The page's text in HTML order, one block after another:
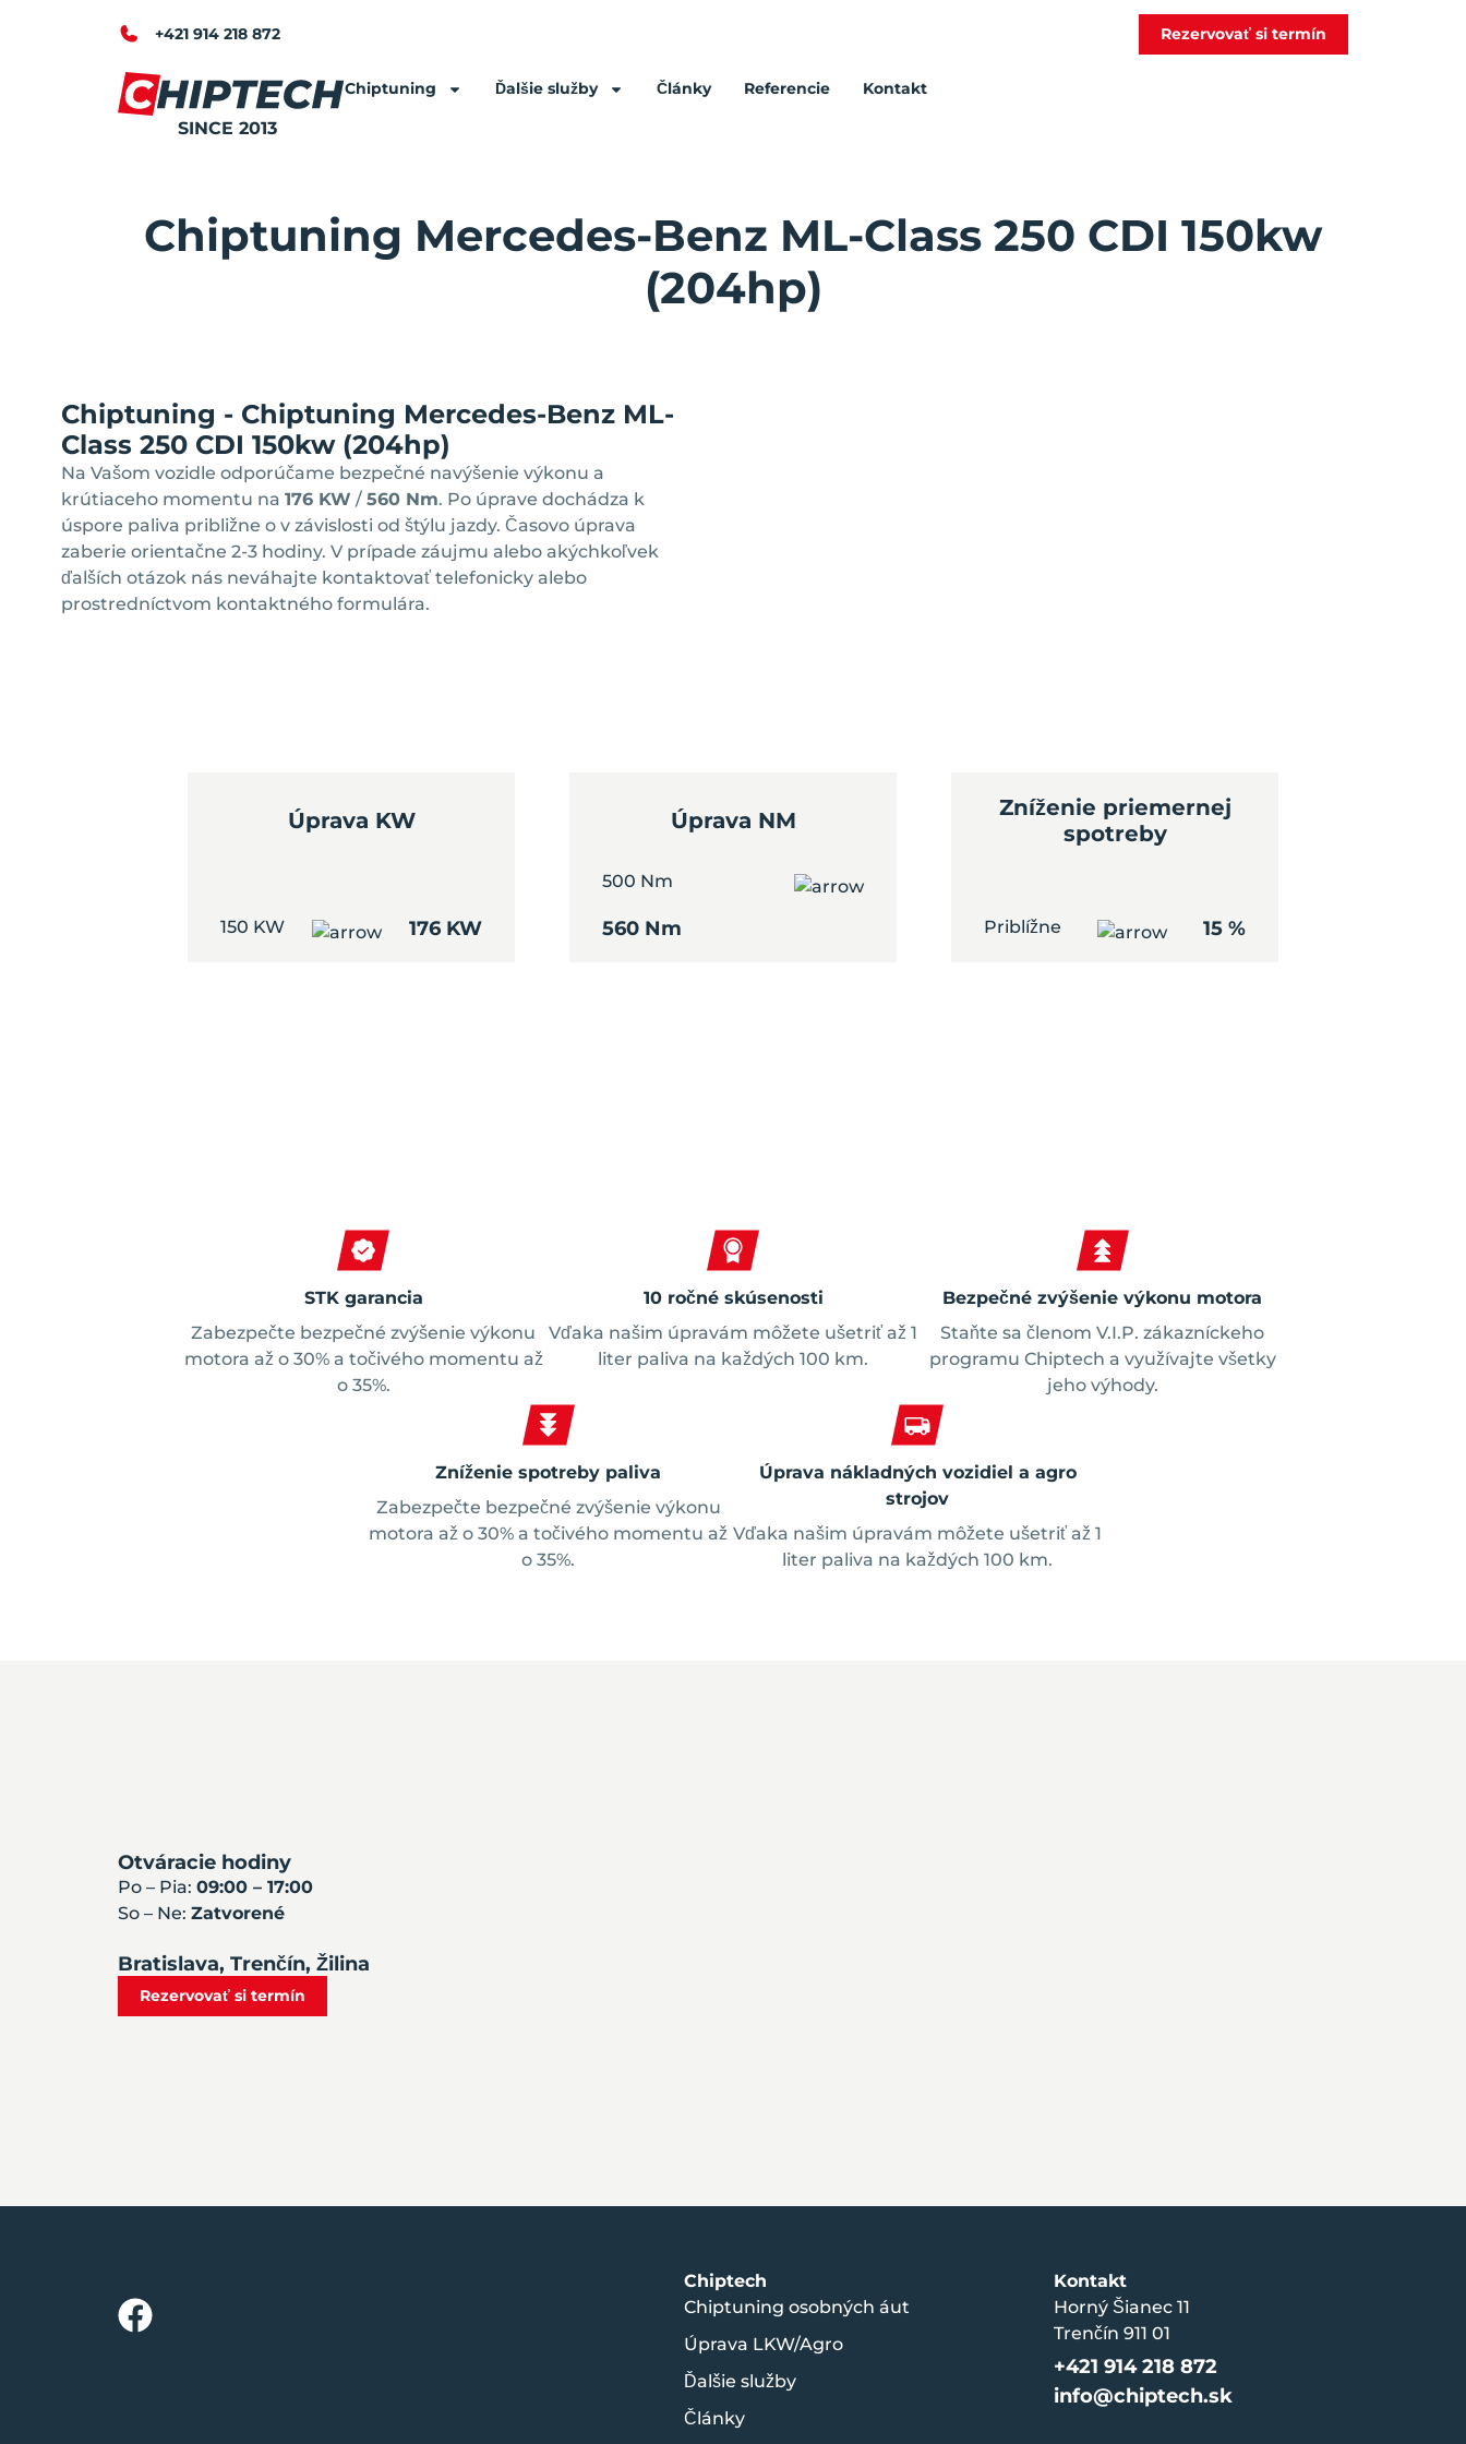
+421 914 218 872 Rezervovať si termín
SINCE 2013
Chiptuning Ďalšie služby Články Referencie Kontakt
Chiptuning Mercedes-Benz ML-Class 250 CDI 150kw
(204hp)
Chiptuning - Chiptuning Mercedes-Benz ML-
Class 250 CDI 150kw (204hp)
Na Vašom vozidle odporúčame bezpečné navýšenie výkonu a
krútiaceho momentu na 176 KW / 560 Nm. Po úprave dochádza k
úspore paliva približne o v závislosti od štýlu jazdy. Časovo úprava
zaberie orientačne 2-3 hodiny. V prípade záujmu alebo akýchkoľvek
ďalších otázok nás neváhajte kontaktovať telefonicky alebo
prostredníctvom kontaktného formulára.
Úprava KW
150 KW 176 KW
Úprava NM
500 Nm
560 Nm
Zníženie priemernej
spotreby
Priblížne 15 %
STK garancia
Zabezpečte bezpečné zvýšenie výkonu
motora až o 30% a točivého momentu až
o 35%.
10 ročné skúsenosti
Vďaka našim úpravám môžete ušetriť až 1
liter paliva na každých 100 km.
Bezpečné zvýšenie výkonu motora
Staňte sa členom V.I.P. zákazníckeho
programu Chiptech a využívajte všetky
jeho výhody.
Zníženie spotreby paliva
Zabezpečte bezpečné zvýšenie výkonu
motora až o 30% a točivého momentu až
o 35%.
Úprava nákladných vozidiel a agro
strojov
Vďaka našim úpravám môžete ušetriť až 1
liter paliva na každých 100 km.
Otváracie hodiny
Po – Pia: 09:00 – 17:00
So – Ne: Zatvorené
Bratislava, Trenčín, Žilina
Rezervovať si termín
Chiptech
Chiptuning osobných áut
Úprava LKW/Agro
Ďalšie služby
Články
Kontakt
Horný Šianec 11
Trenčín 911 01
+421 914 218 872
info@chiptech.sk